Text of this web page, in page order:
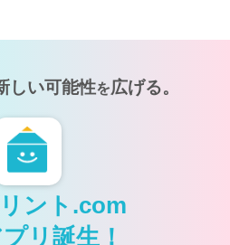
しい可能性を広げる。
ント.com
リ誕生！